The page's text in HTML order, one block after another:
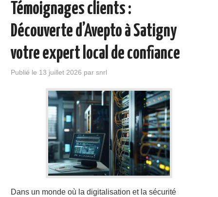
TÉLÉPHONIE
OPÉRATEURS
DIVERS
Témoignages clients :
Découverte d’Avepto à Satigny
votre expert local de confiance
Publié le 13 juillet 2026 parsnrl
Dans un monde où la digitalisation et la sécurité